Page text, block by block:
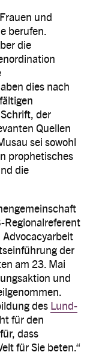
und
berufen.
die
dies nach
der
Quellen
sei sowohl
prophetisches
die
Regionalreferent
der
am 23. Mai
und
des Lund-
für den
dass
für Sie beten.“